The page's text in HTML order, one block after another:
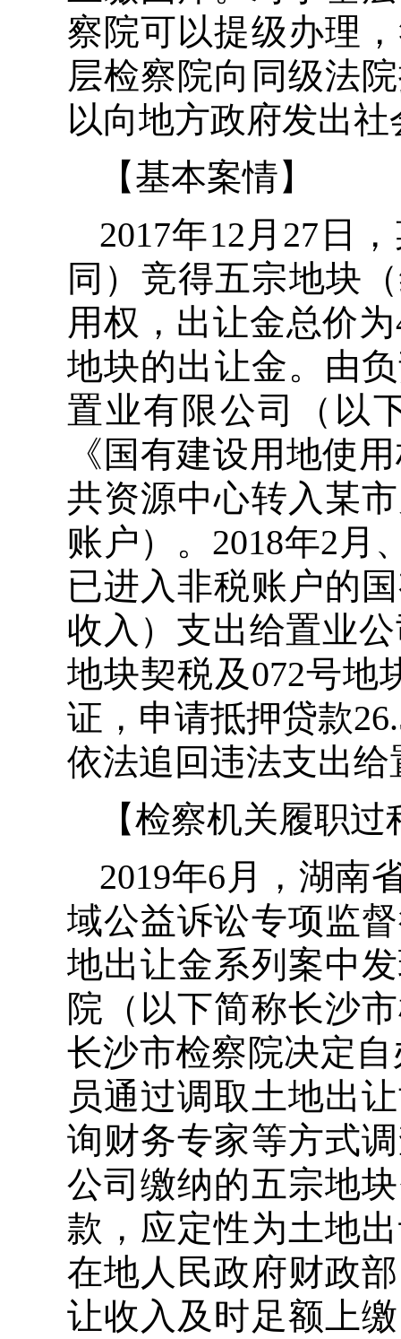
察院可以提级办理
层检察院向同级法
以向地方政府发出
【基本案情】
2017年12月27日
同）竞得五宗地块
用权，出让金总价
地块的出让金。由
置业有限公司（以
《国有建设用地使
共资源中心转入某
账户）。2018年2月
已进入非税账户的
收入）支出给置业
地块契税及072号地
证，申请抵押贷款
依法追回违法支出
【检察机关履职过
2019年6月，湖南
域公益诉讼专项监
地出让金系列案中
院（以下简称长沙
长沙市检察院决定
员通过调取土地出
询财务专家等方式
公司缴纳的五宗地
款，应定性为土地
在地人民政府财政
让收入及时足额上